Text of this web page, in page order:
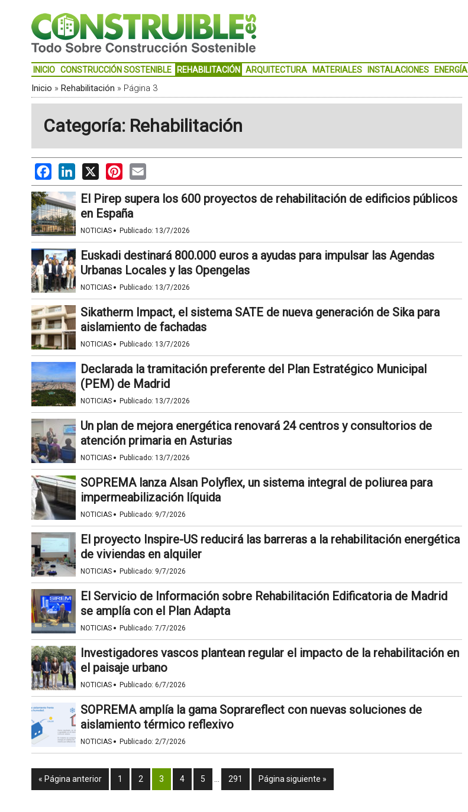
INICIO CONSTRUCCIÓN SOSTENIBLE REHABILITACIÓN ARQUITECTURA MATERIALES INSTALACIONES ENERGÍA
Inicio » Rehabilitación » Página 3
Categoría: Rehabilitación
FacebookLinkedIn
X PinterestEmail
El Pirep supera los 600 proyectos de rehabilitación de edificios públicos
en España
NOTICIAS · Publicado: 13/7/2026
Euskadi destinará 800.000 euros a ayudas para impulsar las Agendas
Urbanas Locales y las Opengelas
NOTICIAS · Publicado: 13/7/2026
Sikatherm Impact, el sistema SATE de nueva generación de Sika para
aislamiento de fachadas
NOTICIAS · Publicado: 13/7/2026
Declarada la tramitación preferente del Plan Estratégico Municipal
(PEM) de Madrid
NOTICIAS · Publicado: 13/7/2026
Un plan de mejora energética renovará 24 centros y consultorios de
atención primaria en Asturias
NOTICIAS · Publicado: 13/7/2026
SOPREMA lanza Alsan Polyflex, un sistema integral de poliurea para
impermeabilización líquida
NOTICIAS · Publicado: 9/7/2026
El proyecto Inspire-US reducirá las barreras a la rehabilitación energética
de viviendas en alquiler
NOTICIAS · Publicado: 9/7/2026
El Servicio de Información sobre Rehabilitación Edificatoria de Madrid
se amplía con el Plan Adapta
NOTICIAS · Publicado: 7/7/2026
Investigadores vascos plantean regular el impacto de la rehabilitación en
el paisaje urbano
NOTICIAS · Publicado: 6/7/2026
SOPREMA amplía la gama Soprareflect con nuevas soluciones de
aislamiento térmico reflexivo
NOTICIAS · Publicado: 2/7/2026
« Página anterior 1 2 3 4 5 291 Página siguiente »